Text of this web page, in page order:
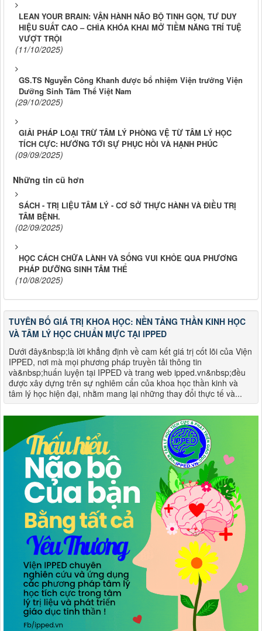
LEAN YOUR BRAIN: VẬN HÀNH NÃO BỘ TINH GỌN, TƯ DUY
HIỆU SUẤT CAO – CHÌA KHÓA KHAI MỞ TIỀM NĂNG TRÍ TUỆ
VƯỢT TRỘI
(11/10/2025)
GS.TS Nguyễn Công Khanh được bổ nhiệm Viện trưởng Viện
Dưỡng Sinh Tâm Thể Việt Nam
(29/10/2025)
GIẢI PHÁP LOẠI TRỪ TÂM LÝ PHÒNG VỆ TỪ TÂM LÝ HỌC
TÍCH CỰC: HƯỚNG TỚI SỰ PHỤC HỒI VÀ HẠNH PHÚC
(09/09/2025)
Những tin cũ hơn
SÁCH - TRỊ LIỆU TÂM LÝ - CƠ SỞ THỰC HÀNH VÀ ĐIỀU TRỊ
TÂM BỆNH.
(02/09/2025)
HỌC CÁCH CHỮA LÀNH VÀ SỐNG VUI KHỎE QUA PHƯƠNG
PHÁP DƯỠNG SINH TÂM THỂ
(10/08/2025)
TUYÊN BỐ GIÁ TRỊ KHOA HỌC: NỀN TẢNG THẦN KINH HỌC
VÀ TÂM LÝ HỌC CHUẨN MỰC TẠI IPPED
Dưới đây&nbsp;là lời khẳng định về cam kết giá trị cốt lõi của Viện
IPPED, nơi mà mọi phương pháp truyền tải thông tin
và&nbsp;huấn luyện tại IPPED và trang web ipped.vn&nbsp;đều
được xây dựng trên sự nghiêm cẩn của khoa học thần kinh và
tâm lý học hiện đại, nhằm mang lại những thay đổi thực tế và...